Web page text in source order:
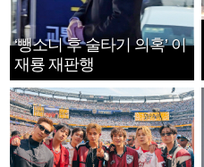
‘뺑소니 후 술타기 의혹’ 이
재룡 재판행